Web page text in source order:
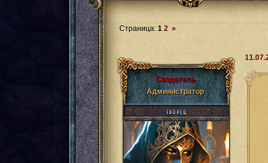
Страница: 1 2 »
Создатель
Администратор